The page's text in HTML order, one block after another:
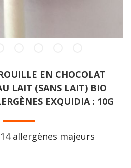
EN CHOCOLAT
LAIT (SANS LAIT) BIO
EXQUIDIA : 10G
allergènes majeurs